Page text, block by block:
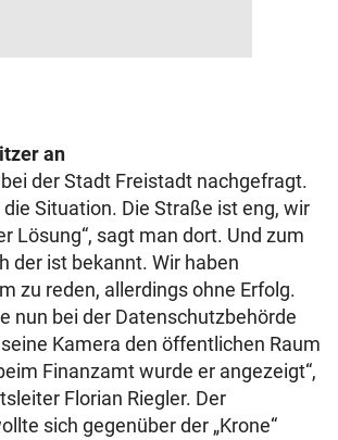
an
bei der Stadt Freistadt nachgefragt.
die Situation. Die Straße ist eng, wir
Lösung“, sagt man dort. Und zum
der ist bekannt. Wir haben
zu reden, allerdings ohne Erfolg.
nun bei der Datenschutzbehörde
Kamera den öffentlichen Raum
Finanzamt wurde er angezeigt“,
Florian Riegler. Der
sich gegenüber der „Krone“